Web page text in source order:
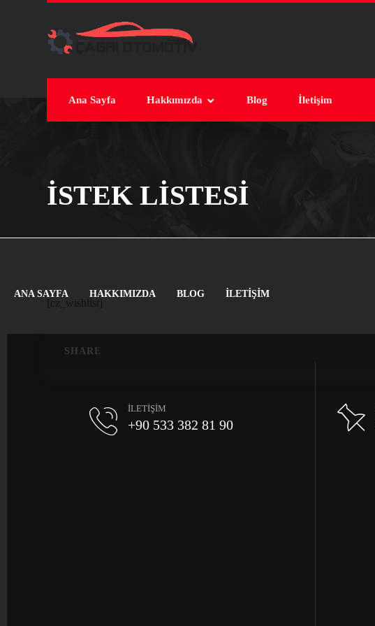
Ana Sayfa Hakkımızda Blog İletişim
İSTEK LISTESI
[cz_wishlist]
ANA SAYFA HAKKIMIZDA BLOG İLETIŞIM
İLETİŞİM
+90 533 382 81 90